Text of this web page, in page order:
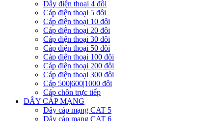
Dây điện thoại 4 đôi
Cáp điện thoại 5 đôi
Cáp điện thoại 10 đôi
Cáp điện thoại 20 đôi
Cáp điện thoại 30 đôi
Cáp điện thoại 50 đôi
Cáp điện thoại 100 đôi
Cáp điện thoại 200 đôi
Cáp điện thoại 300 đôi
Cáp 500|600|1000 đôi
Cáp chôn trực tiếp
DÂY CÁP MẠNG
Dây cáp mạng CAT 5
Dây cáp mạng CAT 6